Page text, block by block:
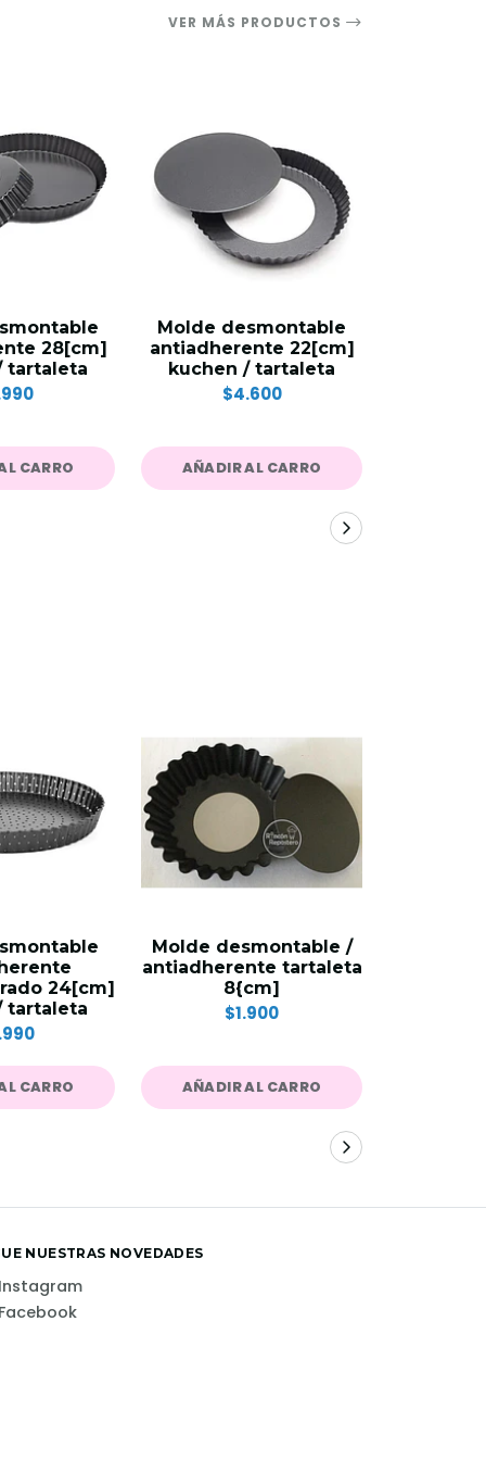
VER MÁS PRODUCTOS
28[cm]
tartaleta
CARRO
Molde desmontable
antiadherente 22[cm]
kuchen / tartaleta
$4.600
AÑADIR AL CARRO
24[cm]
tartaleta
CARRO
Molde desmontable /
antiadherente tartaleta
8{cm]
$1.900
AÑADIR AL CARRO
NUESTRAS NOVEDADES
Instagram
Facebook